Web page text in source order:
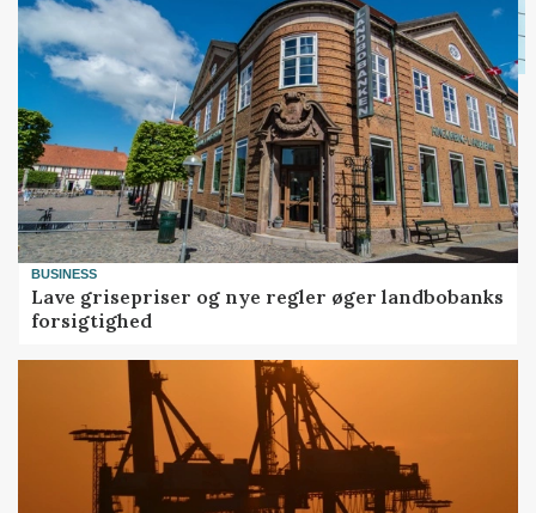
BUSINESS
Lave grisepriser og nye regler øger landbobanks
forsigtighed